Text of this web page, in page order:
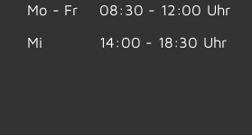
Mo - Fr
08:30 - 12:00 Uhr
Mi
14:00 - 18:30 Uhr